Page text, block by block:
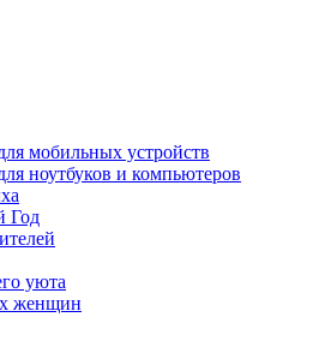
мобильных устройств
ноутбуков и компьютеров
Год
уюта
женщин